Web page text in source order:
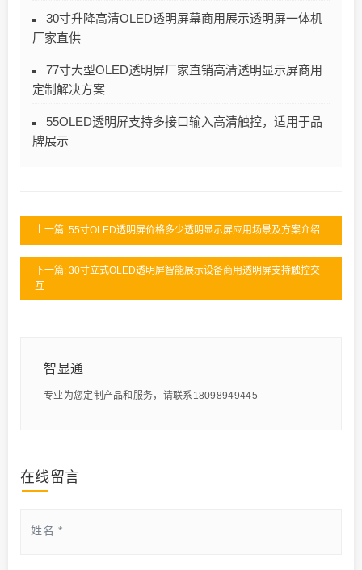
30寸升降高清OLED透明屏幕商用展示透明屏一体机
厂家直供
77寸大型OLED透明屏厂家直销高清透明显示屏商用
定制解决方案
55OLED透明屏支持多接口输入高清触控，适用于品
牌展示
上一篇: 55寸OLED透明屏价格多少透明显示屏应用场景及方案介绍
下一篇: 30寸立式OLED透明屏智能展示设备商用透明屏支持触控交
互
智显通
专业为您定制产品和服务，请联系18098949445
在线留言